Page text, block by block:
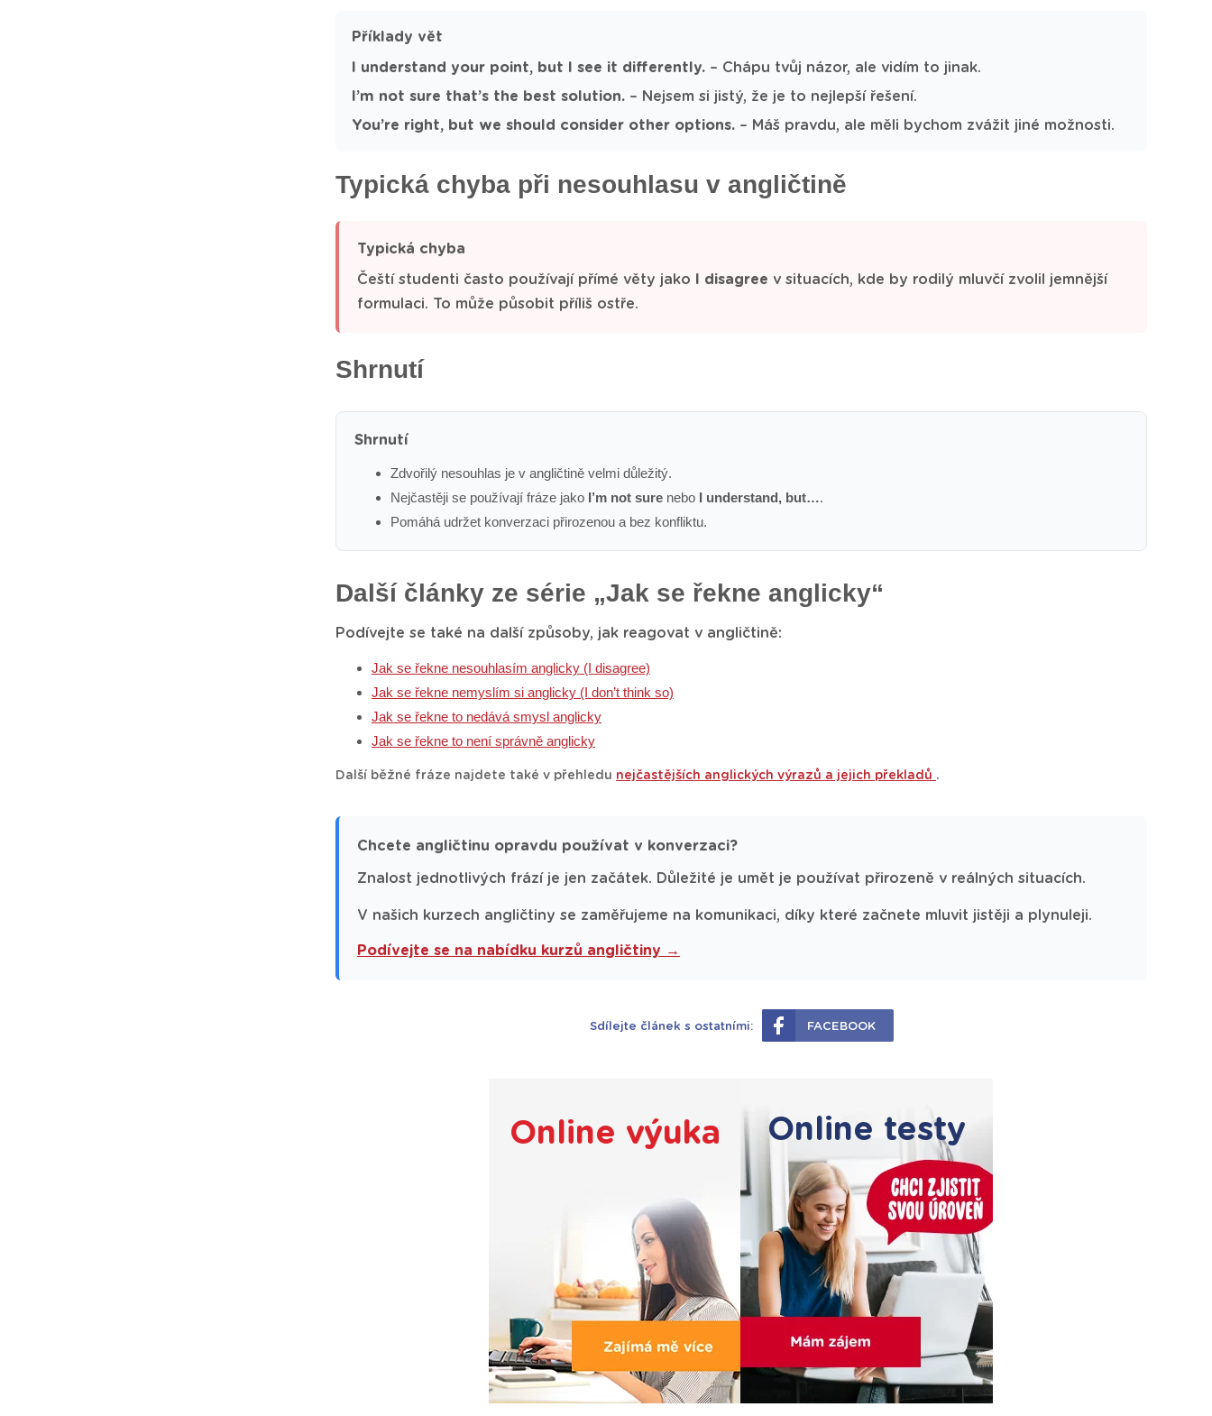
Příklady vět
I understand your point, but I see it differently. – Chápu tvůj názor, ale vidím to jinak.
I’m not sure that’s the best solution. – Nejsem si jistý, že je to nejlepší řešení.
You’re right, but we should consider other options. – Máš pravdu, ale měli bychom zvážit jiné možnosti.
Typická chyba při nesouhlasu v angličtině
Typická chyba
Čeští studenti často používají přímé věty jako I disagree v situacích, kde by rodilý mluvčí zvolil jemnější
formulaci. To může působit příliš ostře.
Shrnutí
Shrnutí
Zdvořilý nesouhlas je v angličtině velmi důležitý.
Nejčastěji se používají fráze jako I’m not sure nebo I understand, but….
Pomáhá udržet konverzaci přirozenou a bez konfliktu.
Další články ze série „Jak se řekne anglicky“
Podívejte se také na další způsoby, jak reagovat v angličtině:
Jak se řekne nesouhlasím anglicky (I disagree)
Jak se řekne nemyslím si anglicky (I don’t think so)
Jak se řekne to nedává smysl anglicky
Jak se řekne to není správně anglicky
Další běžné fráze najdete také v přehledu nejčastějších anglických výrazů a jejich překladů .
Chcete angličtinu opravdu používat v konverzaci?
Znalost jednotlivých frází je jen začátek. Důležité je umět je používat přirozeně v reálných situacích.
V našich kurzech angličtiny se zaměřujeme na komunikaci, díky které začnete mluvit jistěji a plynuleji.
Podívejte se na nabídku kurzů angličtiny →
Sdílejte článek s ostatními: FACEBOOK
Online výuka Online testy